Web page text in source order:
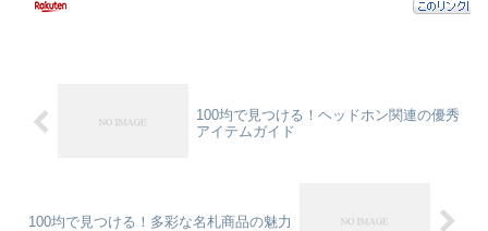
100均で見つける！ヘッドホン関連の優秀
アイテムガイド
100均で見つける！多彩な名札商品の魅力